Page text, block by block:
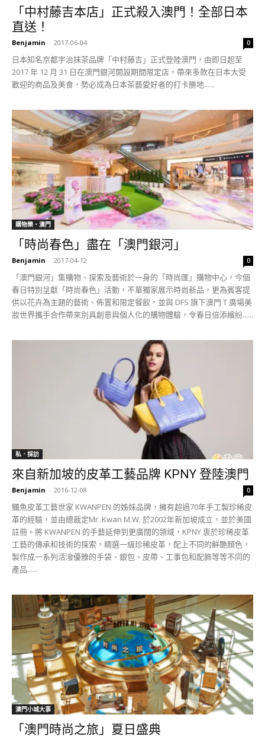
「中村藤吉本店」正式殺入澳門！全部日本
直送！
Benjamin - 2017-06-04 0
日本知名京都宇治抹茶品牌「中村藤吉」正式登陸澳門，由即日起至
2017 年 12 月 31 日在澳門銀河開設期間限定店，帶來多款在日本大受
歡迎的商品及美食，勢必成為日本茶藝愛好者的打卡勝地......
購物樂‧澳門
「時尚春色」盡在「澳門銀河」
Benjamin - 2017-04-12 0
「澳門銀河」集購物、探索及藝術於一身的「時尚匯」購物中心，今個
春日特別呈獻「時尚春色」活動，不單獨家展示時尚新品，更為賓客提
供以花卉為主題的藝術、佈置和限定餐飲，並與 DFS 旗下澳門 T 廣場美
妝世界攜手合作帶來別具創意與個人化的購物體驗，令春日倍添繽紛......
私．採訪
來自新加坡的皮革工藝品牌 KPNY 登陸澳門
Benjamin - 2016-12-08 0
鱷魚皮革工藝世家 KWANPEN 的姊妹品牌，擁有超過70年手工製珍稀皮
革的經驗，並由總裁定Mr. Kwan M.W. 於2002年新加坡成立，並於美國
註冊。將 KWANPEN 的手藝延伸到更廣闊的領域，KPNY 衷於珍稀皮革
工藝的傳承和技術的探索，精選一級珍稀皮革，配上不同的鮮艷顏色，
製作成一系列活潑優雅的手袋、銀包、皮帶、工事包和配飾等等不同的
產品......
澳門小城大事
「澳門時尚之旅」夏日盛典